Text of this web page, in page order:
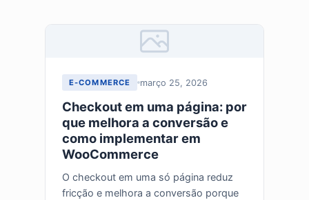
E-COMMERCE março 25, 2026
Checkout em uma página: por
que melhora a conversão e
como implementar em
WooCommerce
O checkout em uma só página reduz
fricção e melhora a conversão porque